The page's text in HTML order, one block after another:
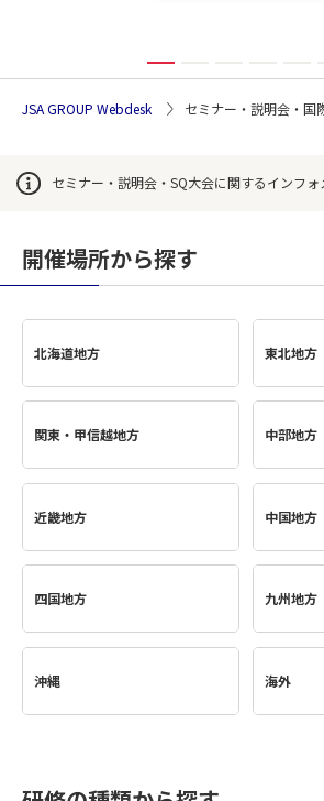
JSA GROUP Webdesk セミナー・説明会・国
セミナー・説明会・SQ大会に関するインフ
開催場所から探す
北海道地方 東北地方
関東・甲信越地方 中部地方
近畿地方 中国地方
四国地方 九州地方
沖縄 海外